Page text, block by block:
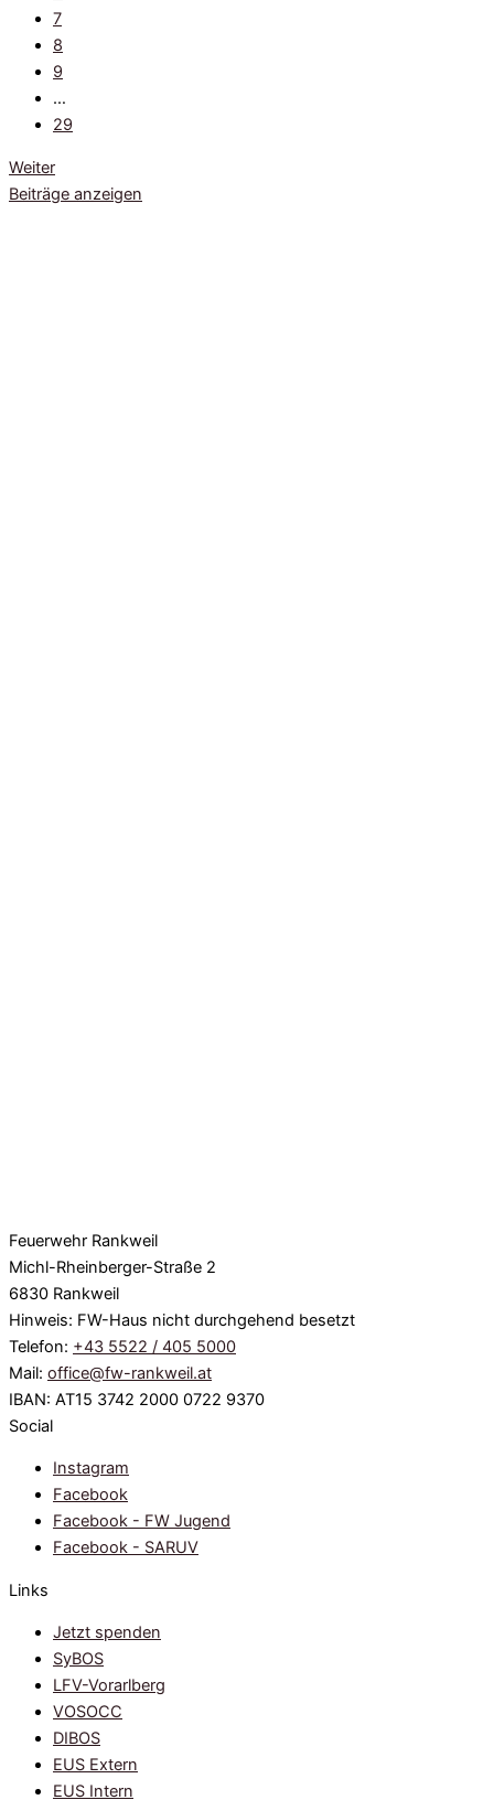
7
8
9
…
29
Weiter
Beiträge anzeigen
Feuerwehr Rankweil
Michl-Rheinberger-Straße 2
6830 Rankweil
Hinweis: FW-Haus nicht durchgehend besetzt
Telefon: +43 5522 / 405 5000
Mail: office@fw-rankweil.at
IBAN: AT15 3742 2000 0722 9370
Social
Instagram
Facebook
Facebook - FW Jugend
Facebook - SARUV
Links
Jetzt spenden
SyBOS
LFV-Vorarlberg
VOSOCC
DIBOS
EUS Extern
EUS Intern